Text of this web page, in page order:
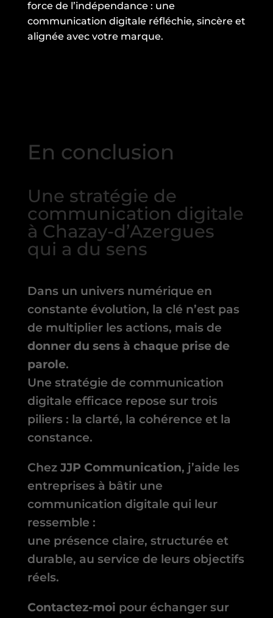
force de l’indépendance : une
communication digitale réfléchie, sincère et
alignée avec votre marque.
En conclusion
Une stratégie de
communication digitale
à Chazay-d’Azergues
qui a du sens
Dans un univers numérique en
constante évolution, la clé n’est pas
de multiplier les actions, mais de
donner du sens à chaque prise de
parole.
Une stratégie de communication
digitale efficace repose sur trois
piliers : la clarté, la cohérence et la
constance.
Chez JJP Communication, j’aide les
entreprises à bâtir une
communication digitale qui leur
ressemble :
une présence claire, structurée et
durable, au service de leurs objectifs
réels.
Contactez-moi pour échanger sur